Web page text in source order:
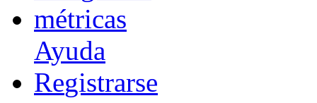
métricas
Ayuda
Registrarse